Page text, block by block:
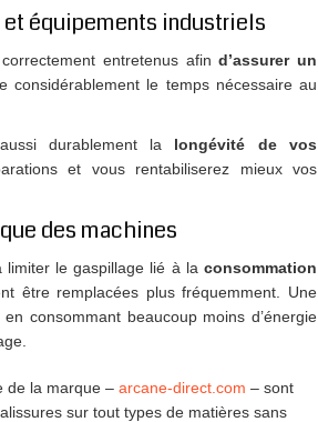
équipements industriels
entretenus afind’assurer un
considérablement le temps nécessaire au
durablement la longévité de vos
et vous rentabiliserez mieux vos
des machines
le gaspillage lié à la consommation
être remplacées plus fréquemment. Une
consommant beaucoup moins d’énergie
de la marque – arcane-direct.com – sont
sur tout types de matières sans